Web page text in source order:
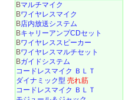
Bマルチマイク
Bワイヤレスマイク
B店内放送システム
BキャリーアンプCDセット
Bワイヤレススピーカー
Bワイヤレスマルチセット
Bガイドシステム
コードレスマイク ＢＬＴ
ダイナミック型 売れ筋
コードレスマイク ＢＬＴ